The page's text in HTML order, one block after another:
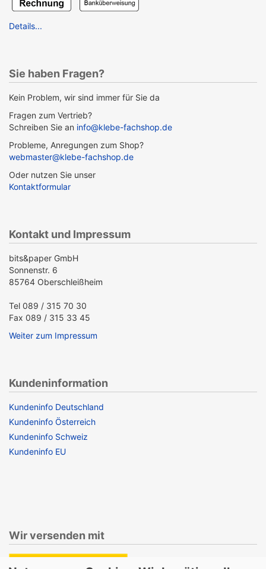
Details...
Sie haben Fragen?
Kein Problem, wir sind immer für Sie da
Fragen zum Vertrieb?
Schreiben Sie an info@klebe-fachshop.de
Probleme, Anregungen zum Shop?
webmaster@klebe-fachshop.de
Oder nutzen Sie unser
Kontaktformular
Kontakt und Impressum
bits&paper GmbH
Sonnenstr. 6
85764 Oberschleißheim
Tel 089 / 315 70 30
Fax 089 / 315 33 45
Weiter zum Impressum
Kundeninformation
Kundeninfo Deutschland
Kundeninfo Österreich
Kundeninfo Schweiz
Kundeninfo EU
Wir versenden mit